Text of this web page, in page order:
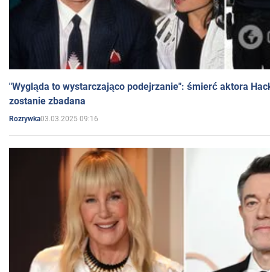
"Wygląda to wystarczająco podejrzanie": śmierć aktora
zostanie zbadana
Rozrywka03.03.2025 09:16